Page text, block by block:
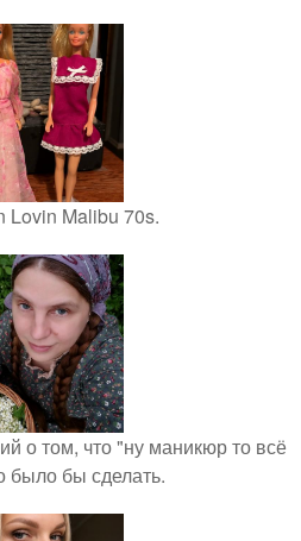
Lovin Malibu 70s.
о том, что "ну маникюр то всё
было бы сделать.